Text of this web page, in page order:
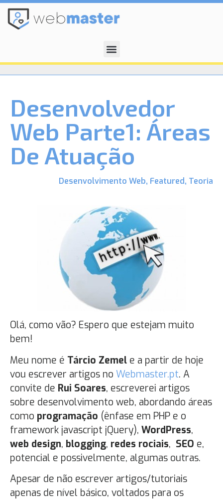
Desenvolvedor
Web Parte1: Áreas
De Atuação
Desenvolvimento Web, Featured, Teoria
Olá, como vão? Espero que estejam muito
bem!
Meu nome é Tárcio Zemel e a partir de hoje
vou escrever artigos no Webmaster.pt. A
convite de Rui Soares, escreverei artigos
sobre desenvolvimento web, abordando áreas
como programação (ênfase em PHP e o
framework javascript jQuery), WordPress,
web design, blogging, redes rociais, SEO e,
potencial e possivelmente, algumas outras.
Apesar de não escrever artigos/tutoriais
apenas de nível básico, voltados para os